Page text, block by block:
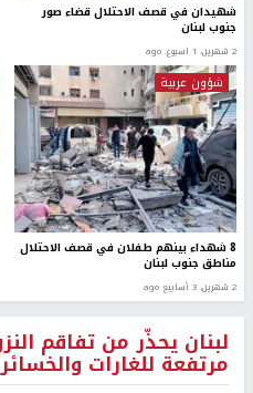
شهيدان في قصف الاحتلال قضاء صور
جنوب لبنان
2 شهرين، 1 اسبوع. ago
شؤون عربية
8 شهداء بينهم طفلان في قصف الاحتلال
مناطق جنوب لبنان
2 شهرين، 3 أسابيع ago
لبنان يحذّر من تفاقم
مرتفعة للغارات والخسائر